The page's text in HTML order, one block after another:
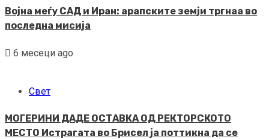
Војна меѓу САД и Иран: арапските земји тргнаа во
последна мисија
6 месеци ago
Свет
МОГЕРИНИ ДАДЕ ОСТАВКА ОД РЕКТОРСКОТО
МЕСТО Истрагата во Брисел ја поттикна да се